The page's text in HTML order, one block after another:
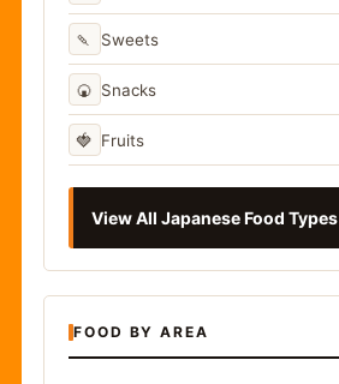
🍡 Sweets
🍘 Snacks
🍓 Fruits
View All Japanese Food Types
FOOD BY AREA